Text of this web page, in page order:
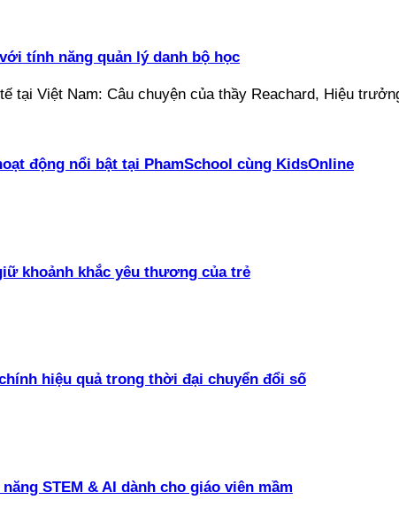
tính năng quản lý danh bộ học
động nổi bật tại PhamSchool cùng KidsOnline
khoảnh khắc yêu thương của trẻ
hiệu quả trong thời đại chuyển đổi số
STEM & AI dành cho giáo viên mầm